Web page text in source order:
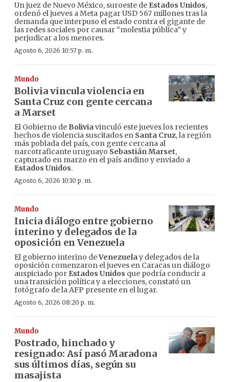
Un juez de Nuevo México, suroeste de Estados Unidos,
ordenó el jueves a Meta pagar USD 567 millones tras la
demanda que interpuso el estado contra el gigante de
las redes sociales por causar “molestia pública” y
perjudicar a los menores.
Agosto 6, 2026 10:57 p. m.
Mundo
Bolivia vincula violencia en
Santa Cruz con gente cercana
a Marset
El Gobierno de Boliviavinculó este jueves los recientes
hechos de violencia suscitados en Santa Cruz, la región
más poblada del país, con gente cercana al
narcotraficante uruguayo Sebastián Marset,
capturado en marzo en el país andino y enviado a
Estados Unidos.
Agosto 6, 2026 10:10 p. m.
Mundo
Inicia diálogo entre gobierno
interino y delegados de la
oposición en Venezuela
El gobierno interino deVenezuelay delegados de la
oposición comenzaron el jueves en Caracas un diálogo
auspiciado por Estados Unidos que podría conducir a
una transición política y a elecciones, constató un
fotógrafo de la AFP presente en el lugar.
Agosto 6, 2026 08:20 p. m.
Mundo
Postrado, hinchado y
resignado: Así pasó Maradona
sus últimos días, según su
masajista